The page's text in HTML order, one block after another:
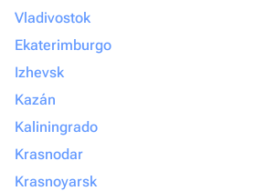
Vladivostok
Ekaterimburgo
Izhevsk
Kazán
Kaliningrado
Krasnodar
Krasnoyarsk